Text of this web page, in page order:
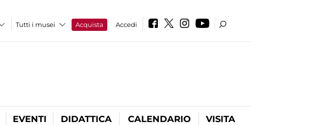
Tutti i musei Acquista Accedi
EVENTI DIDATTICA CALENDARIO VISITA